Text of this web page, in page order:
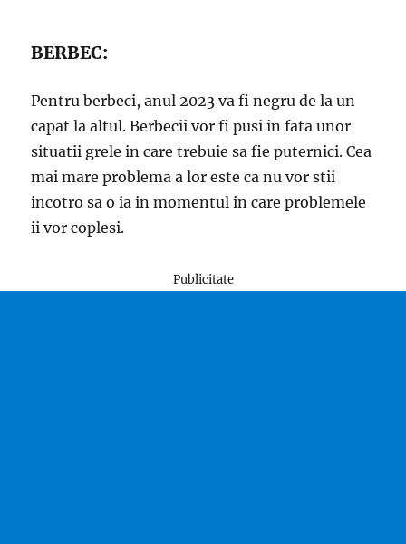
BERBEC:
Pentru berbeci, anul 2023 va fi negru de la un
capat la altul. Berbecii vor fi pusi in fata unor
situatii grele in care trebuie sa fie puternici. Cea
mai mare problema a lor este ca nu vor stii
incotro sa o ia in momentul in care problemele
ii vor coplesi.
Publicitate